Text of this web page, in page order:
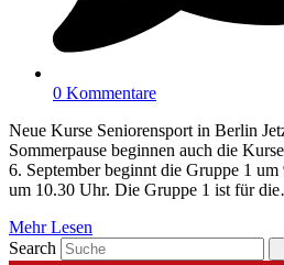
0 Kommentare
Neue Kurse Seniorensport in Berlin
Sommerpause beginnen auch die
6. September beginnt die Gruppe 1
um 10.30 Uhr. Die Gruppe 1 ist für
Mehr Lesen
Search